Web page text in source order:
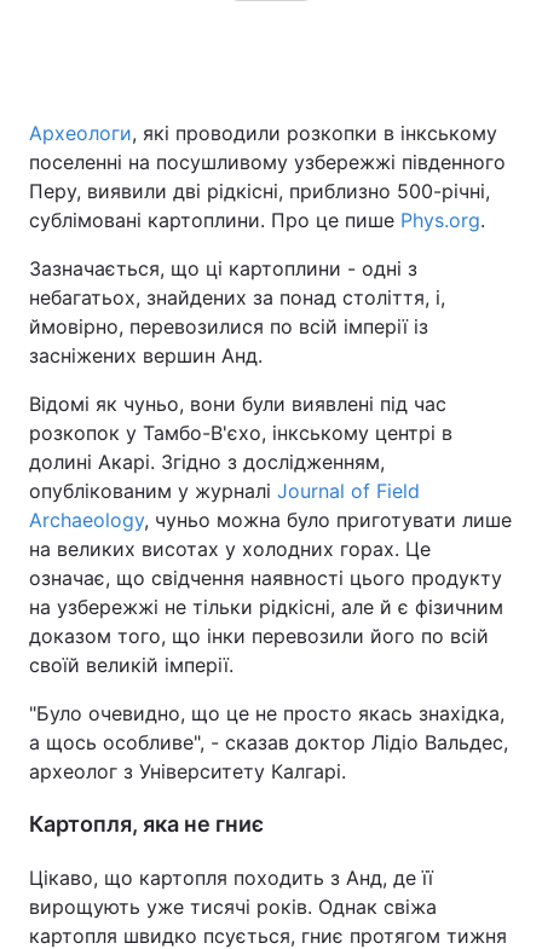
Археологи, які проводили розкопки в інкському
поселенні на посушливому узбережжі південного
Перу, виявили дві рідкісні, приблизно 500-річні,
сублімовані картоплини. Про це пише Phys.org.
Зазначається, що ці картоплини - одні з
небагатьох, знайдених за понад століття, і,
ймовірно, перевозилися по всій імперії із
засніжених вершин Анд.
Відомі як чуньо, вони були виявлені під час
розкопок у Тамбо-В'єхо, інкському центрі в
долині Акарі. Згідно з дослідженням,
опублікованим у журналі Journal of Field
Archaeology, чуньо можна було приготувати лише
на великих висотах у холодних горах. Це
означає, що свідчення наявності цього продукту
на узбережжі не тільки рідкісні, але й є фізичним
доказом того, що інки перевозили його по всій
своїй великій імперії.
"Було очевидно, що це не просто якась знахідка,
а щось особливе", - сказав доктор Лідіо Вальдес,
археолог з Університету Калгарі.
Картопля, яка не гниє
Цікаво, що картопля походить з Анд, де її
вирощують уже тисячі років. Однак свіжа
картопля швидко псується, гниє протягом тижня